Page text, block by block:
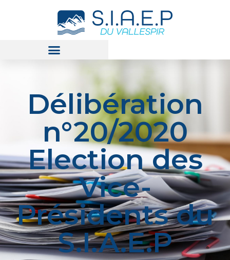
Délibération
n°20/2020
Election des
Vice-
Présidents du
S.I.A.E.P